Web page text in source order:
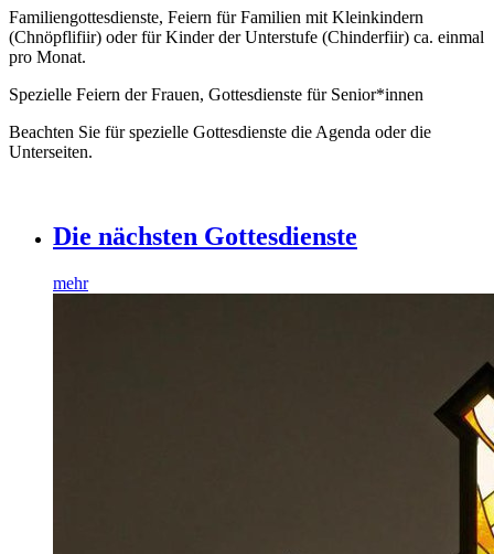
Familiengottesdienste, Feiern für Familien mit Kleinkindern
(Chnöpflifiir) oder für Kinder der Unterstufe (Chinderfiir) ca. einmal
pro Monat.
Spezielle Feiern der Frauen, Gottesdienste für Senior*innen
Beachten Sie für spezielle Gottesdienste die Agenda oder die
Unterseiten.
Die nächsten Gottesdienste
mehr